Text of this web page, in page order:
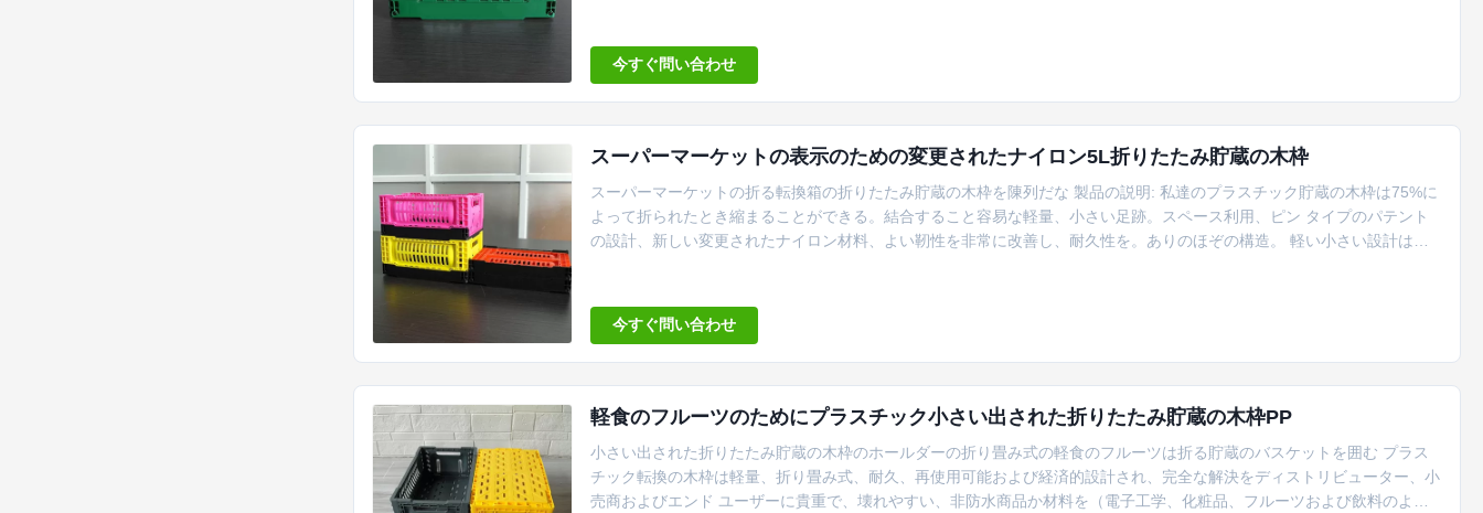
は、また...
今すぐ問い合わせ
スーパーマーケットの表示のための変更されたナイロン5L折りたたみ貯蔵の木枠
スーパーマーケットの折る転換箱の折りたたみ貯蔵の木枠を陳列だな 製品の説明: 私達のプラスチック貯蔵の木枠は75%に
よって折られたとき縮まることができる。結合すること容易な軽量、小さい足跡。スペース利用、ピン タイプのパテント
の設計、新しい変更されたナイロン材料、よい靭性を非常に改善し、耐久性を。ありのほぞの構造。 軽い小さい設計は、
にそれからリストされていて、繰り返しく...
今すぐ問い合わせ
軽食のフルーツのためにプラスチック小さい出された折りたたみ貯蔵の木枠PP
小さい出された折りたたみ貯蔵の木枠のホールダーの折り畳み式の軽食のフルーツは折る貯蔵のバスケットを囲む プラス
チック転換の木枠は軽量、折り畳み式、耐久、再使用可能および経済的設計され、完全な解決をディストリビューター、小
売商およびエンド ユーザーに貴重で、壊れやすい、非防水商品か材料を（電子工学、化粧品、フルーツおよび飲料のよう